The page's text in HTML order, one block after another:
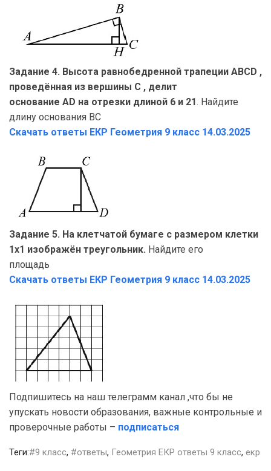
Задание 4. Высота равнобедренной трапеции ABCD ,
проведённая из вершины C , делит
основание AD на отрезки длиной 6 и 21. Найдите
длину основания BC
Скачать ответы ЕКР Геометрия 9 класс 14.03.2025
Задание 5. На клетчатой бумаге с размером клетки
1х1 изображён треугольник. Найдите его
площадь
Скачать ответы ЕКР Геометрия 9 класс 14.03.2025
Подпишитесь на наш телеграмм канал ,что бы не
упускать новости образования, важные контрольные и
проверочные работы – подписаться
Теги:#9 класс, #ответы, Геометрия ЕКР ответы 9 класс, екр